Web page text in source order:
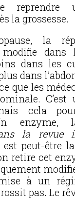
reprendre
la grossesse.
la
dans
dans les
dans
que les
cela
enzyme,
la revue
est peut-être
retire cet
à un
pas. Le